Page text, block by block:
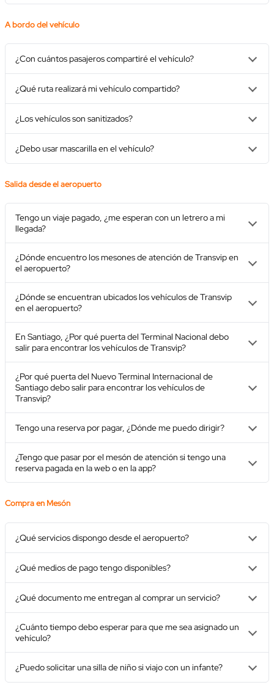
A bordo del vehículo
¿Con cuántos pasajeros compartiré el vehículo?
¿Qué ruta realizará mi vehículo compartido?
¿Los vehículos son sanitizados?
¿Debo usar mascarilla en el vehículo?
Salida desde el aeropuerto
Tengo un viaje pagado, ¿me esperan con un letrero a mi
llegada?
¿Dónde encuentro los mesones de atención de Transvip en
el aeropuerto?
¿Dónde se encuentran ubicados los vehículos de Transvip
en el aeropuerto?
En Santiago, ¿Por qué puerta del Terminal Nacional debo
salir para encontrar los vehículos de Transvip?
¿Por qué puerta del Nuevo Terminal Internacional de
Santiago debo salir para encontrar los vehículos de
Transvip?
Tengo una reserva por pagar, ¿Dónde me puedo dirigir?
¿Tengo que pasar por el mesón de atención si tengo una
reserva pagada en la web o en la app?
Compra en Mesón
¿Qué servicios dispongo desde el aeropuerto?
¿Qué medios de pago tengo disponibles?
¿Qué documento me entregan al comprar un servicio?
¿Cuánto tiempo debo esperar para que me sea asignado un
vehículo?
¿Puedo solicitar una silla de niño si viajo con un infante?